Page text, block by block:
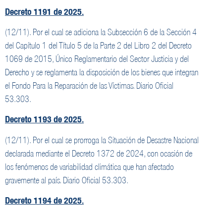
Decreto 1191 de 2025.
(12/11). Por el cual se adiciona la Subsección 6 de la Sección 4
del Capítulo 1 del Título 5 de la Parte 2 del Libro 2 del Decreto
1069 de 2015, Único Reglamentario del Sector Justicia y del
Derecho y se reglamenta la disposición de los bienes que integran
el Fondo Para la Reparación de las Víctimas. Diario Oficial
53.303.
Decreto 1193 de 2025.
(12/11). Por el cual se prorroga la Situación de Desastre Nacional
declarada mediante el Decreto 1372 de 2024, con ocasión de
los fenómenos de variabilidad climática que han afectado
gravemente al país. Diario Oficial 53.303.
Decreto 1194 de 2025.